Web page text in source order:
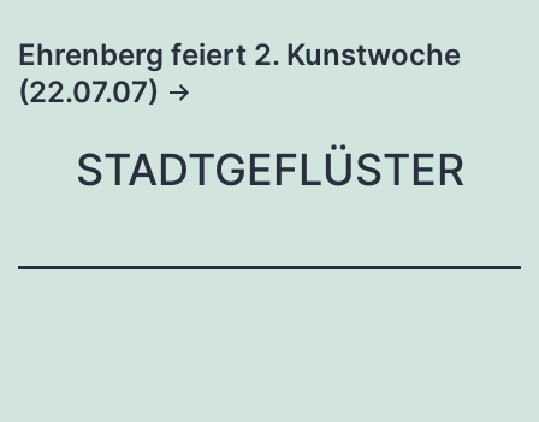
Ehrenberg feiert 2. Kunstwoche
(22.07.07)
STADTGEFLÜSTER